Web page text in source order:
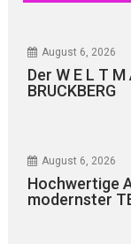
August 6, 2026
Der W E L T M
BRUCKBERG
August 6, 2026
Hochwertige A
modernster